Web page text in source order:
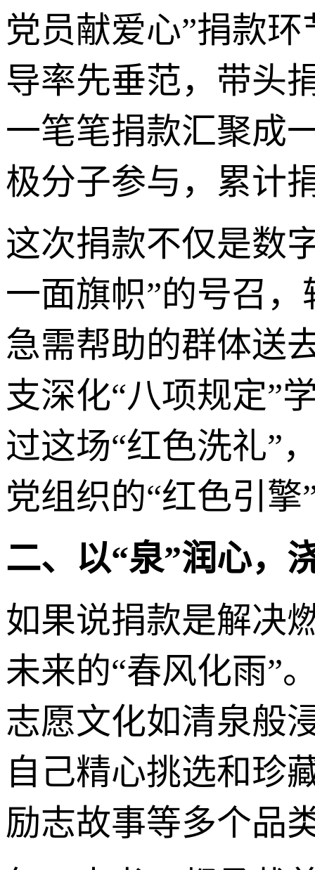
党员献爱心”捐款
导率先垂范，带头
一笔笔捐款汇聚成
极分子参与，累计
这次捐款不仅是数
一面旗帜”的号召
急需帮助的群体送
支深化“八项规定”
过这场“红色洗礼”
党组织的“红色引
二、以“泉”润心，
如果说捐款是解决
未来的“春风化雨”
志愿文化如清泉般
自己精心挑选和珍
励志故事等多个品